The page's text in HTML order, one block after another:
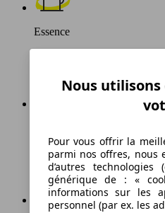
Essence
Émissions de CO2
Nous
Pour vous offrir la
parmi nos offres, nous
d’autres
générique de : «
informations sur les
personnel (par ex. les